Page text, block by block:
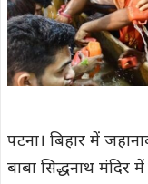
पटना। बिहार में
बाबा सिद्धनाथ